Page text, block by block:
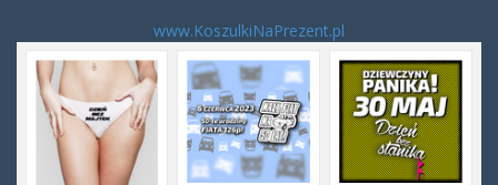
www.KoszulkiNaPrezent.pl